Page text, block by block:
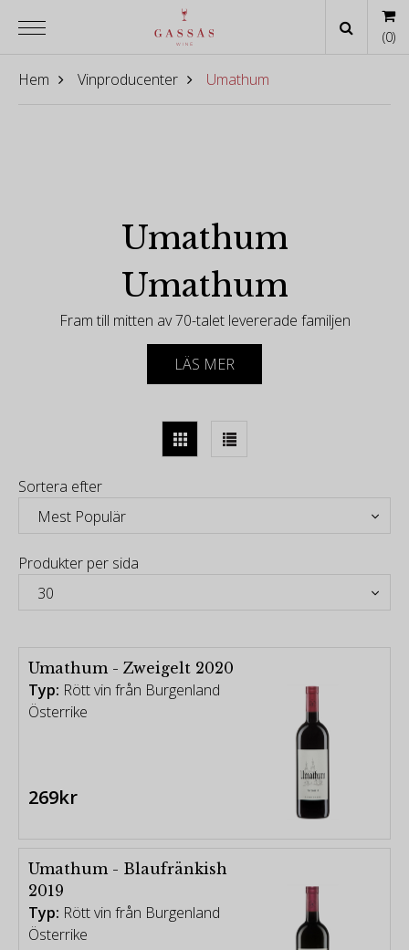
Hem Vinproducenter Umathum
Umathum
Umathum
Fram till mitten av 70-talet levererade familjen
Umathum sina druvor till det lokala kooperativet
nära Neusiedlersee i Burgenland, på Österrikes
östligaste gräns. 1985 tog sedan Josef Umathum
den absoluta toppen när det gäller österrikiska röda
viner. De 30 hektaren är alltså övervägande
Blaufränkisch samt den något mer kända Pinot Noir
från skiffer, kalksten, lera och grusiga fält på båda
Pinot Noir och Blaufränkisch på gamla terrasser
hittade de de mest lämpliga områdena, och det är
de än i dag.
Oavsett fältets läge odlas allt idag enligt Rudolf
Steiners biodynamiska principer, allt skördas för
hand, och filosofin om minimal inblandning av
naturens processer fortsätter i vingården, med
vilken smaken av de använda druvorna och deras
och precision.
« Vital soil and alert plants lead us on the right path
LÄS MER
Sortera efter
Produkter per sida
Umathum - Zweigelt 2020
Typ: Rött vin från Burgenland
Österrike
269kr
Umathum - Blaufränkish
2019
Typ: Rött vin från Burgenland
Österrike
(0)